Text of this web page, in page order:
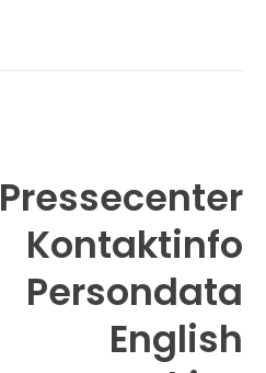
Pressecenter
Kontaktinfo
Persondata
English